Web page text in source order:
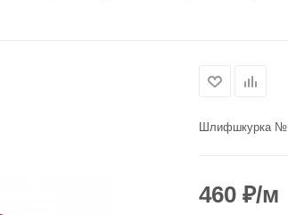
Шлифшкурка №
460 ₽/м